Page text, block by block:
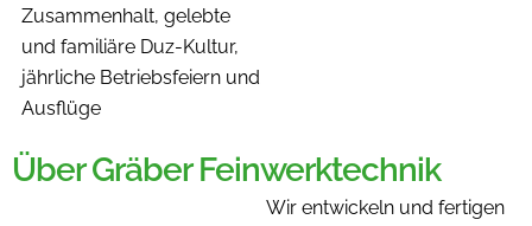
Zusammenhalt, gelebte
und familiäre Duz-Kultur,
jährliche Betriebsfeiern und
Ausflüge
Über Gräber Feinwerktechnik
Wir entwickeln und fertigen